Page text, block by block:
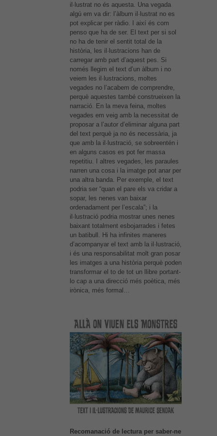
il·lustrat no és aquesta. Una vegada
algú em va dir: l’àlbum il·lustrat no es
pot explicar per ràdio. I així és com
penso que ha de ser. El text per si sol
no ha de tenir el sentit total de la
història, les il·lustracions han de
carregar amb part d’aquest pes. Si
només llegim el text d’un àlbum i no
veiem les il·lustracions, moltes
vegades no l’acabem de comprendre,
perquè aquestes també construeixen la
narració. En la meva feina, moltes
vegades em veig amb la necessitat de
proposar a l’autor d’eliminar alguna part
del text perquè ja no és necessària, ja
que amb la il·lustració, se sobreentén i
en alguns casos es pot fer massa
repetitiu. I altres vegades, les paraules
narren una cosa i la imatge pot anar per
una altra banda. Per exemple, el text
podria ser “quan el pare els va cridar a
sopar, les nenes van baixar
ordenadament per l’escala”; i la
il·lustració podria mostrar unes nenes
baixant totalment esbojarrades i fetes
un batibull. Hi ha infinites maneres
d’acompanyar el text amb la il·lustració,
i és una responsabilitat molt gran posar
les imatges a una història perquè poden
transformar el to de tot un llibre portant-
lo cap a una direcció més poètica, més
irònica, més formal…
Recomanació de lectura per saber-ne